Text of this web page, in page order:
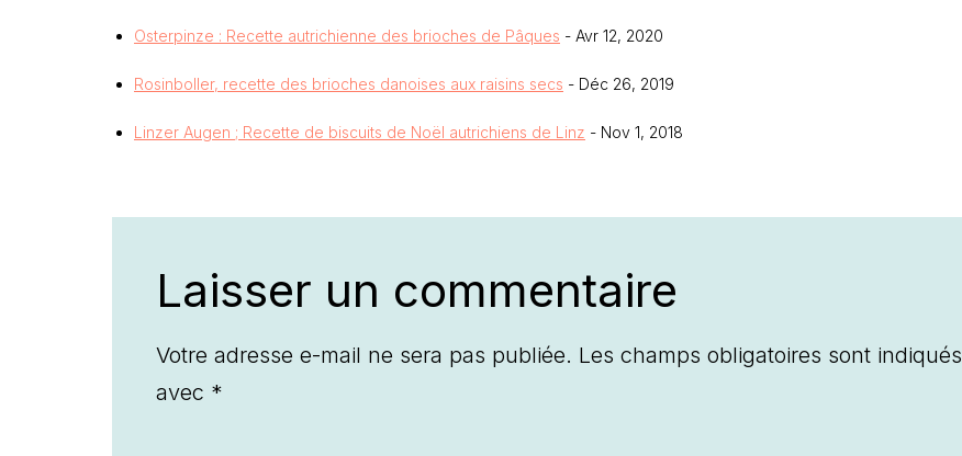
Osterpinze : Recette autrichienne des brioches de Pâques - Avr 12, 2020
Rosinboller, recette des brioches danoises aux raisins secs - Déc 26, 2019
Linzer Augen ; Recette de biscuits de Noël autrichiens de Linz - Nov 1, 2018
Laisser un commentaire
Votre adresse e-mail ne sera pas publiée. Les champs obligatoires sont indiqués
avec *